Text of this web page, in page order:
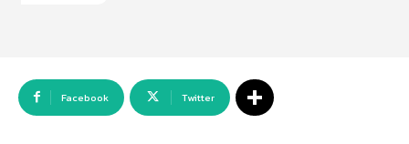
Facebook Twitter